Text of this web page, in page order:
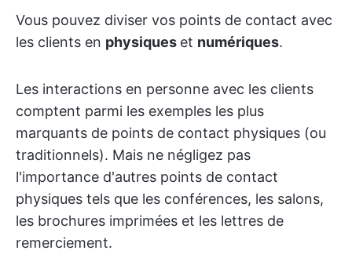
Vous pouvez diviser vos points de contact avec
les clients en physiques et numériques.
Les interactions en personne avec les clients
comptent parmi les exemples les plus
marquants de points de contact physiques (ou
traditionnels). Mais ne négligez pas
l'importance d'autres points de contact
physiques tels que les conférences, les salons,
les brochures imprimées et les lettres de
remerciement.